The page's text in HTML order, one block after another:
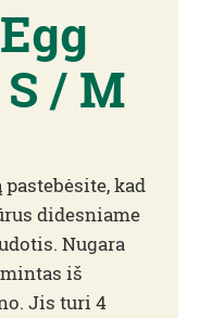
/ M
kad
didesniame
Nugara
iš
Jis turi 4